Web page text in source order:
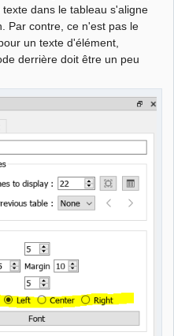
dans le tableau s'aligne
Par contre, ce n'est pas le
un texte d'élément,
derrière doit être un peu